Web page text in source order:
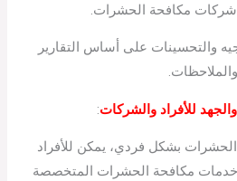
شركات مكافحة الحشرات.
والتحسينات على أساس التقارير
والملاحظات.
للأفراد والشركات:
بشكل فردي، يمكن للأفراد
خدمات مكافحة الحشرات المتخصصة